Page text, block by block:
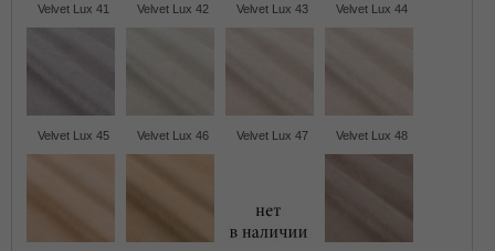
Velvet Lux 41 Velvet Lux 42 Velvet Lux 43 Velvet Lux 44
Velvet Lux 45 Velvet Lux 46 Velvet Lux 47 Velvet Lux 48